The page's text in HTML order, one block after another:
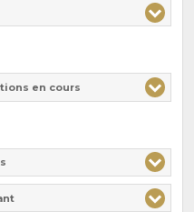
en cours